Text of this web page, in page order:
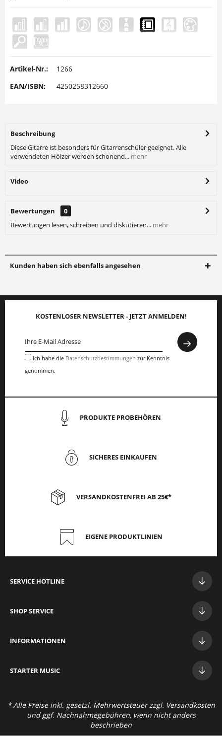
Artikel-Nr.:
1266
EAN/ISBN:
4250258312660
Beschreibung
Diese Gitarre ist besonders für Gitarrenschüler geeignet. Alle
verwendeten Hölzer werden schonend... mehr
Video
Bewertungen
0
Bewertungen lesen, schreiben und diskutieren... mehr
Kunden haben sich ebenfalls angesehen
KOSTENLOSER NEWSLETTER - JETZT ANMELDEN!
Ich habe die Datenschutzbestimmungen zur Kenntnis
genommen.
PRODUKTE PROBEHÖREN
SICHERES EINKAUFEN
VERSANDKOSTENFREI AB 25€*
EIGENE PRODUKTLINIEN
SERVICE HOTLINE
SHOP SERVICE
INFORMATIONEN
STARTER MUSIC
* Alle Preise inkl. gesetzl. Mehrwertsteuer zzgl. Versandkosten
und ggf. Nachnahmegebühren, wenn nicht anders
beschrieben